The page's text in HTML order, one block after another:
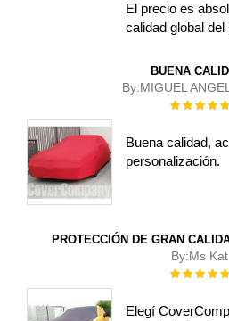
El precio es
calidad global del
BUENA
By:MIGUEL
Rating:
Buena calidad,
personalización.
PROTECCIÓN DE GRAN
By:Ms Kat
Rating:
Elegí